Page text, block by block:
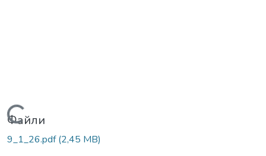
Вантажиться...
Файли
9_1_26.pdf(2,45 MB)